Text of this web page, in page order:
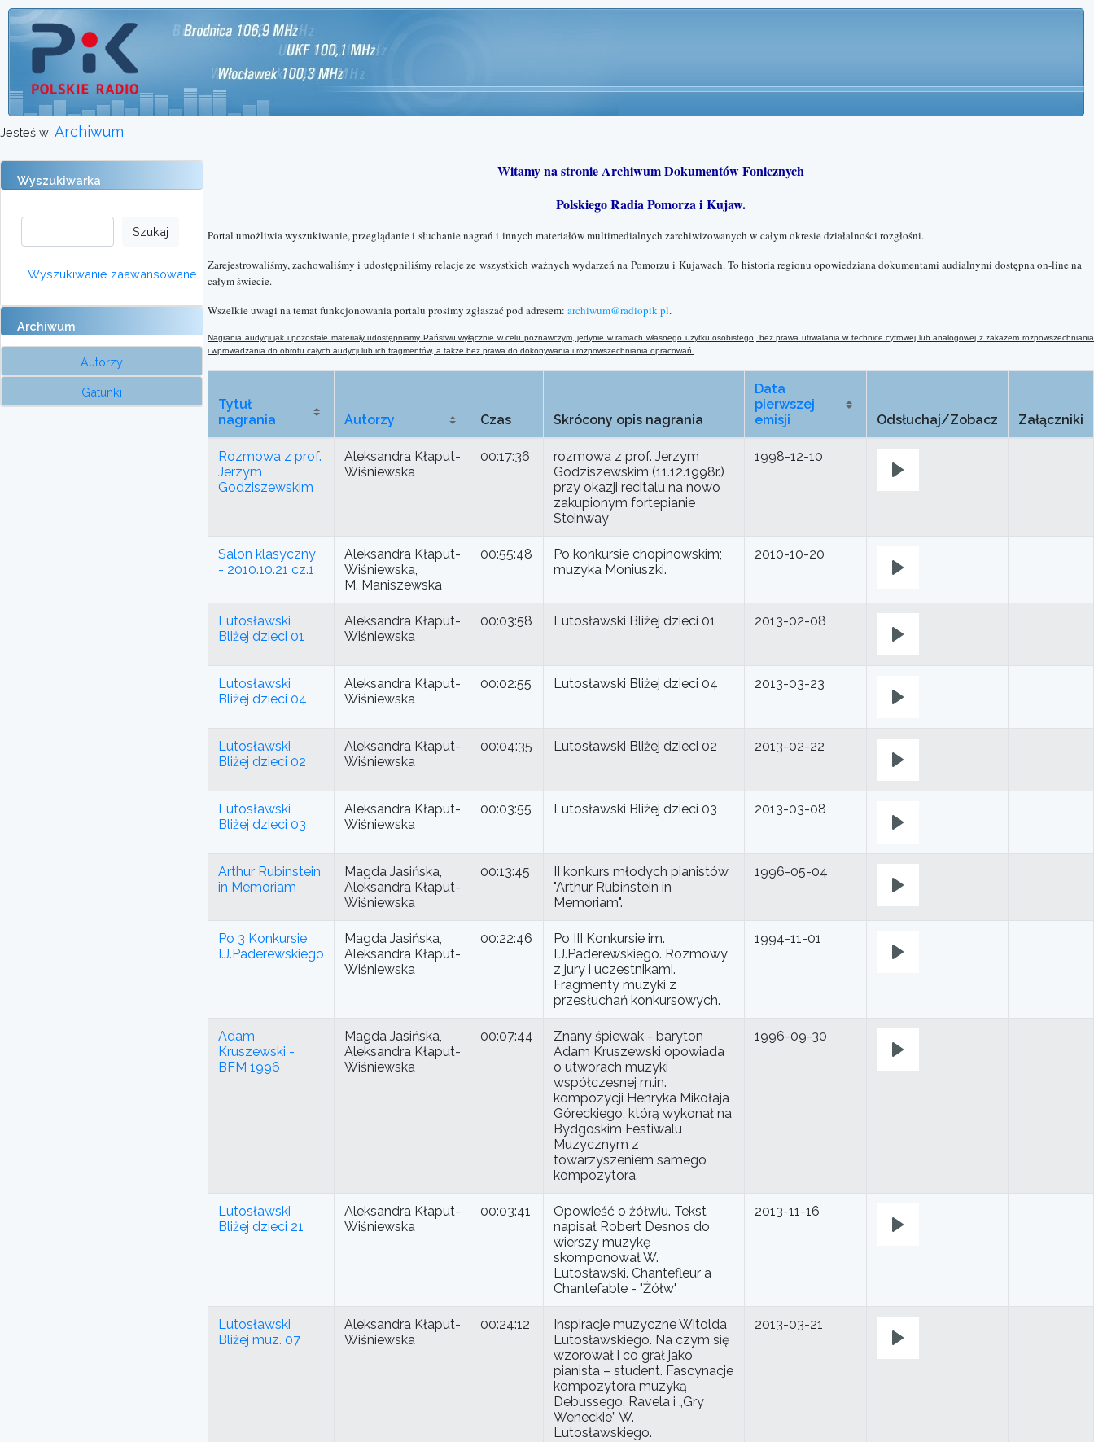
Jesteś w: Archiwum
Wyszukiwarka
Wyszukiwanie zaawansowane
Archiwum
Autorzy
Gatunki
Witamy na stronie Archiwum Dokumentów Fonicznych
Polskiego Radia Pomorza i Kujaw.
Portal umożliwia wyszukiwanie, przeglądanie i słuchanie nagrań i innych materiałów multimedialnych zarchiwizowanych w całym okresie działalności rozgłośni.
Zarejestrowaliśmy, zachowaliśmy i udostępniliśmy relacje ze wszystkich ważnych wydarzeń na Pomorzu i Kujawach. To historia regionu opowiedziana dokumentami audialnymi dostępna on-line na
całym świecie.
Wszelkie uwagi na temat funkcjonowania portalu prosimy zgłaszać pod adresem: archiwum@radiopik.pl.
Nagrania audycji jak i pozostałe materiały udostępniamy Państwu wyłącznie w celu poznawczym, jedynie w ramach własnego użytku osobistego, bez prawa utrwalania w technice cyfrowej lub analogowej zzakazem rozpowszechniania
i wprowadzania do obrotu całych audycji lub ich fragmentów, a także bez prawa do dokonywania i rozpowszechniania opracowań.
Tytuł
nagrania
Autorzy Czas Skrócony opis nagrania
Data
pierwszej
emisji
Odsłuchaj/Zobacz Załączniki
Rozmowa z prof.
Jerzym
Godziszewskim
Aleksandra Kłaput-
Wiśniewska
00:17:36
rozmowa z prof. Jerzym
Godziszewskim (11.12.1998r.)
przy okazji recitalu na nowo
zakupionym fortepianie
Steinway
1998-12-10
Salon klasyczny
- 2010.10.21 cz.1
Aleksandra Kłaput-
Wiśniewska,
M. Maniszewska
00:55:48
Po konkursie chopinowskim;
muzyka Moniuszki.
2010-10-20
Lutosławski
Bliżej dzieci 01
Aleksandra Kłaput-
Wiśniewska
00:03:58 Lutosławski Bliżej dzieci 01 2013-02-08
Lutosławski
Bliżej dzieci 04
Aleksandra Kłaput-
Wiśniewska
00:02:55 Lutosławski Bliżej dzieci 04 2013-03-23
Lutosławski
Bliżej dzieci 02
Aleksandra Kłaput-
Wiśniewska
00:04:35 Lutosławski Bliżej dzieci 02 2013-02-22
Lutosławski
Bliżej dzieci 03
Aleksandra Kłaput-
Wiśniewska
00:03:55 Lutosławski Bliżej dzieci 03 2013-03-08
Arthur Rubinstein
in Memoriam
Magda Jasińska,
Aleksandra Kłaput-
Wiśniewska
00:13:45
II konkurs młodych pianistów
"Arthur Rubinstein in
Memoriam".
1996-05-04
Po 3 Konkursie
I.J.Paderewskiego
Magda Jasińska,
Aleksandra Kłaput-
Wiśniewska
00:22:46
Po III Konkursie im.
I.J.Paderewskiego. Rozmowy
z jury i uczestnikami.
Fragmenty muzyki z
przesłuchań konkursowych.
1994-11-01
Adam
Kruszewski -
BFM 1996
Magda Jasińska,
Aleksandra Kłaput-
Wiśniewska
00:07:44
Znany śpiewak - baryton
Adam Kruszewski opowiada
o utworach muzyki
współczesnej m.in.
kompozycji Henryka Mikołaja
Góreckiego, którą wykonał na
Bydgoskim Festiwalu
Muzycznym z
towarzyszeniem samego
kompozytora.
1996-09-30
Lutosławski
Bliżej dzieci 21
Aleksandra Kłaput-
Wiśniewska
00:03:41
Opowieść o żółwiu. Tekst
napisał Robert Desnos do
wierszy muzykę
skomponował W.
Lutosławski. Chantefleur a
Chantefable - "Żółw"
2013-11-16
Lutosławski
Bliżej muz. 07
Aleksandra Kłaput-
Wiśniewska
00:24:12
Inspiracje muzyczne Witolda
Lutosławskiego. Na czym się
wzorował i co grał jako
pianista – student. Fascynacje
kompozytora muzyką
Debussego, Ravela i „Gry
Weneckie” W.
Lutosławskiego.
2013-03-21